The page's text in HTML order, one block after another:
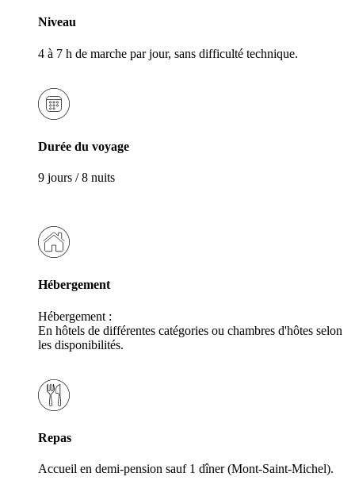
Niveau
4 à 7 h de marche par jour, sans difficulté technique.
Durée du voyage
9 jours / 8 nuits
Hébergement
Hébergement :
En hôtels de différentes catégories ou chambres d'hôtes selon
les disponibilités.
Repas
Accueil en demi-pension sauf 1 dîner (Mont-Saint-Michel).